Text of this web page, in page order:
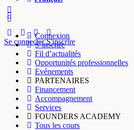
Se connecterS'inscrire
Connexion
S’inscrire
Fil d’actualités
Opportunités professionnelles
Evénements
PARTENAIRES
Financement
Accompagnement
Services
FOUNDERS ACADEMY
Tous les cours